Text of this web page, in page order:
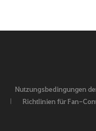
Nutzungsbedingungen
Richtlinien für Fan-